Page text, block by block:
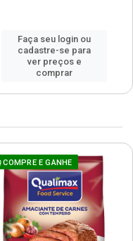
Faça seu login ou
cadastre-se para
ver preços e
comprar
COMPRE E GANHE